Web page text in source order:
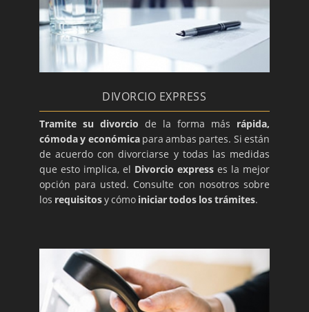
DIVORCIO EXPRESS
Tramite su divorcio de la forma más rápida,
cómoda y económicapara ambas partes. Si están
de acuerdo con divorciarse y todas las medidas
que esto implica, el Divorcio expresses la mejor
opción para usted. Consulte con nosotros sobre
los requisitosy cómo iniciar todos los trámites.